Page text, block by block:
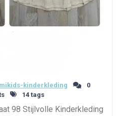
kinderkleding
0
14 tags
98 Stijlvolle Kinderkleding